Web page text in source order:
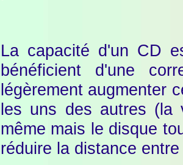
La capacité d'un CD
bénéficient d'une
légèrement augmenter
les uns des autres (la
même mais le disque
réduire la distance